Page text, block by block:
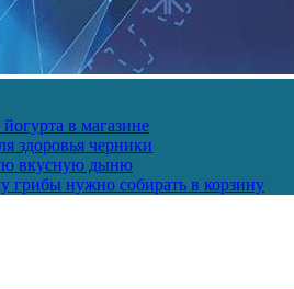
в магазине
здоровья черники
вкусную дыню
грибы нужно собирать в корзину